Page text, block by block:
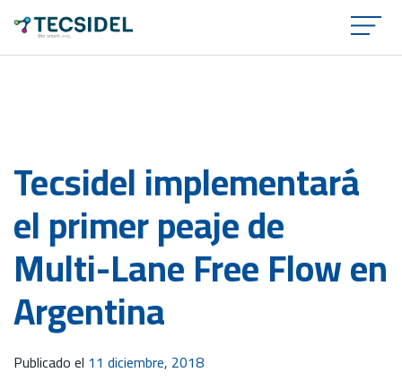
×
Tecsidel implementará
el primer peaje de
Multi-Lane Free Flow en
Argentina
Publicado el 11 diciembre, 2018